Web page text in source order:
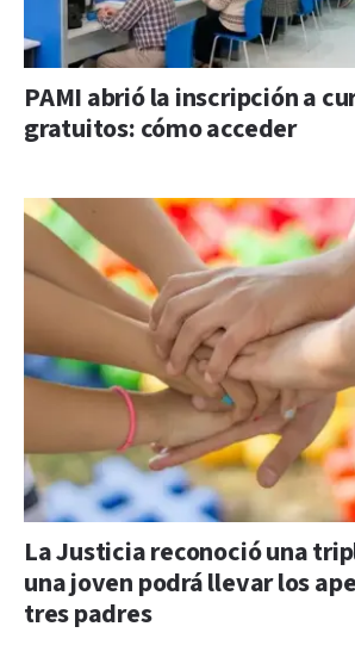
PAMI abrió la inscripción a
gratuitos: cómo acceder
La Justicia reconoció una
una joven podrá llevar los
tres padres